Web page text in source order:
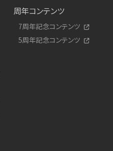
周年コンテンツ
7周年記念コンテンツ
5周年記念コンテンツ